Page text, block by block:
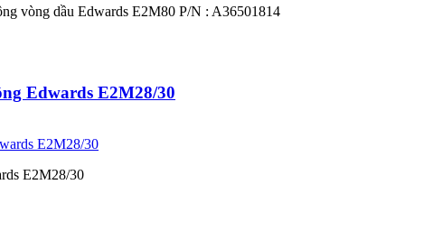
vòng dầu Edwards E2M80 P/N : A36501814
Edwards E2M28/30
E2M28/30